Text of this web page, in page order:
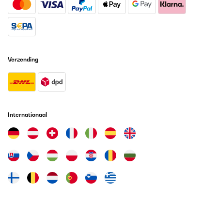
Vertaal
Très bonne facture pour cette cave à vin seul bémol quand on
retrouve à l’envers
Vertaal
Verzending
Internationaal